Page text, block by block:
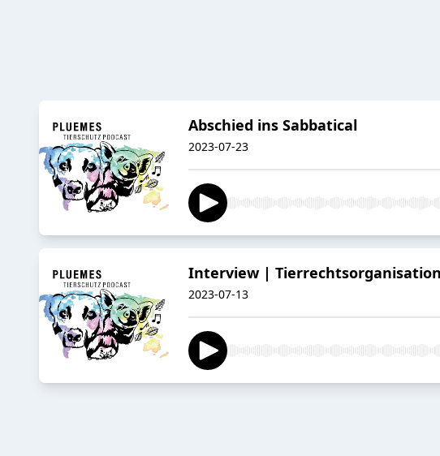
Abschied ins Sabbatical
2023-07-23
Interview | Tierrechtsorganisation
2023-07-13